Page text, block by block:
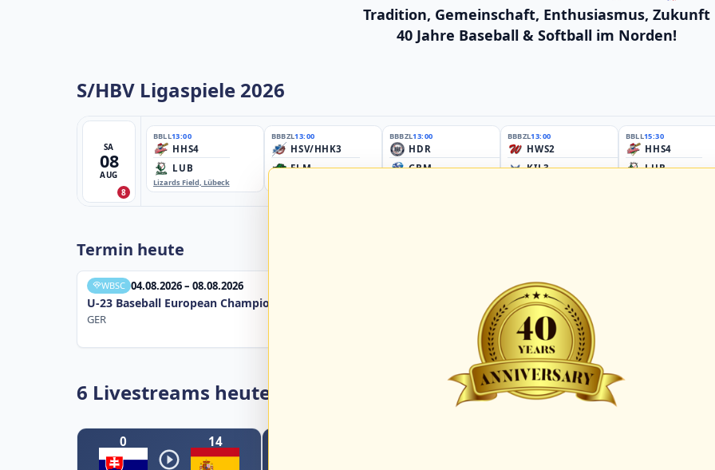
Tradition, Gemeinschaft, Enthusiasmus, Zukunft
40 Jahre Baseball & Softball im Norden!
S/HBV Ligaspiele 2026
SA
08
AUG
8
BBLL13:00
HHS4
LUB
Lizards Field, Lübeck
BBBZL13:00
HSV/HHK3
ELM
BBBZL13:00
HDR
GBM
BBBZL13:00
HWS2
KIL3
BBLL15:30
HHS4
LUB
Termin heute
WBSC 04.08.2026 – 08.08.2026
U-23 Baseball European Championship B Pool 2026 - Group Germany
GER
6 Livestreams heute
0 14